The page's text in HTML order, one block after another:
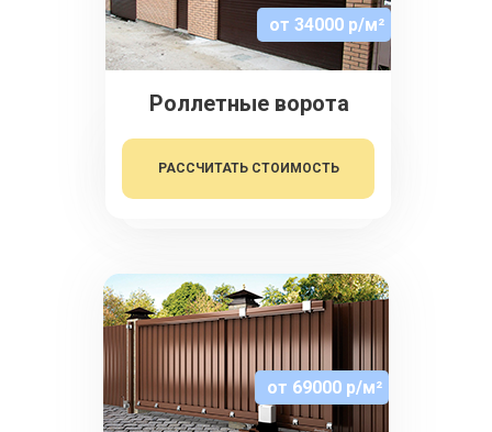
от 69000 р/м²
Роллетные ворота
от 34000 р/м²
РАССЧИТАТЬ СТОИМОСТЬ